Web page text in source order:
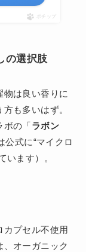
ポチップ
の選択肢
物は良い香りに
も多いはず。
ボの「ラボン
式に“マイクロ
います）。
カプセル不使用
、オーガニック